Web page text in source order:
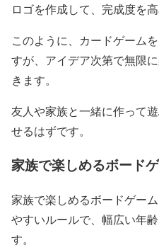
ロゴを作成して、完成度を高
このように、カードゲーム
すが、アイデア次第で無限
きます。
友人や家族と一緒に作って
せるはずです。
家族で楽しめるボード
家族で楽しめるボードゲー
やすいルールで、幅広い年
す。